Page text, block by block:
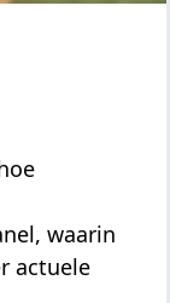
waarin
actuele